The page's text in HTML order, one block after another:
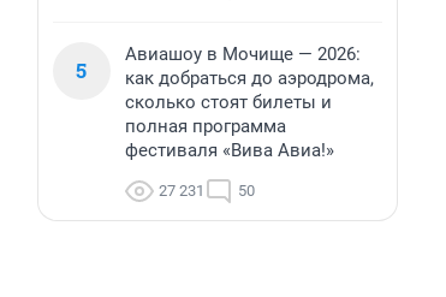
5
Авиашоу в Мочище — 2026:
как добраться до аэродрома,
сколько стоят билеты и
полная программа
фестиваля «Вива Авиа!»
27 231 50